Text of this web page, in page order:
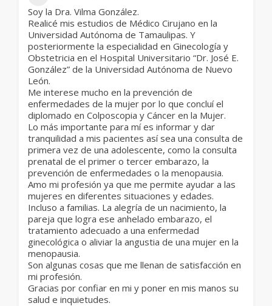
Soy la Dra. Vilma González.
Realicé mis estudios de Médico Cirujano en la
Universidad Autónoma de Tamaulipas. Y
posteriormente la especialidad en Ginecología y
Obstetricia en el Hospital Universitario “Dr. José E.
González” de la Universidad Autónoma de Nuevo
León.
Me interese mucho en la prevención de
enfermedades de la mujer por lo que concluí el
diplomado en Colposcopia y Cáncer en la Mujer.
Lo más importante para mí es informar y dar
tranquilidad a mis pacientes así sea una consulta de
primera vez de una adolescente, como la consulta
prenatal de el primer o tercer embarazo, la
prevención de enfermedades o la menopausia.
Amo mi profesión ya que me permite ayudar a las
mujeres en diferentes situaciones y edades.
Incluso a familias. La alegría de un nacimiento, la
pareja que logra ese anhelado embarazo, el
tratamiento adecuado a una enfermedad
ginecológica o aliviar la angustia de una mujer en la
menopausia.
Son algunas cosas que me llenan de satisfacción en
mi profesión.
Gracias por confiar en mi y poner en mis manos su
salud e inquietudes.